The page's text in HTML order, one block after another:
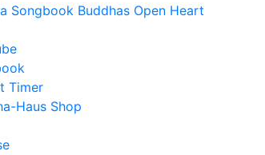
Songbook Buddhas Open Heart
Timer
Haus Shop